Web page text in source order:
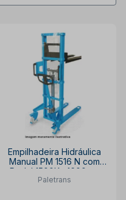
Empilhadeira Hidráulica
Manual PM 1516 N com
Pedal 1500Kg 1600mm
PALETRANS
Paletrans